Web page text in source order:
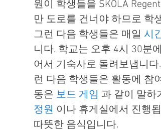
원이 학생들을 SKOLA
만 도로를 건너야 하므로 학
그런 다음 학생들은 매일 시
니다. 학교는 오후 4시 30분
어서 기숙사로 돌려보냅니
런 다음 학생들은 활동에 참
동은 보드 게임 과 같이 말하
정원 이나 휴게실에서 진행
따뜻한 음식입니다.